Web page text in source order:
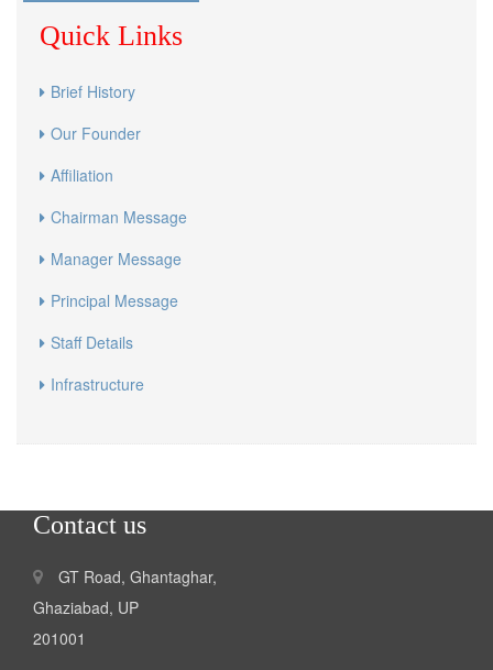
Quick Links
Brief History
Our Founder
Affiliation
Chairman Message
Manager Message
Principal Message
Staff Details
Infrastructure
Contact us
GT Road, Ghantaghar,
Ghaziabad, UP
201001